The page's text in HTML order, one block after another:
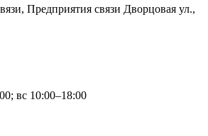
Предприятия связи Дворцовая ул.,
вс 10:00–18:00